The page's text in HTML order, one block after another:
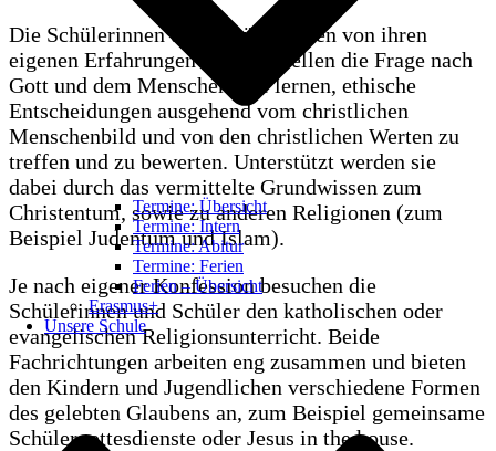
Termine: Übersicht
Termine: Intern
Termine: Abitur
Termine: Ferien
Ferien – Übersicht
Erasmus+
Unsere Schule
Die Schülerinnen und Schüler gehen von ihren
eigenen Erfahrungen aus und stellen die Frage nach
Gott und dem Menschen. Sie lernen, ethische
Entscheidungen ausgehend vom christlichen
Menschenbild und von den christlichen Werten zu
treffen und zu bewerten. Unterstützt werden sie
dabei durch das vermittelte Grundwissen zum
Christentum, sowie zu anderen Religionen (zum
Beispiel Judentum und Islam).
Je nach eigener Konfession besuchen die
Schülerinnen und Schüler den katholischen oder
evangelischen Religionsunterricht. Beide
Fachrichtungen arbeiten eng zusammen und bieten
den Kindern und Jugendlichen verschiedene Formen
des gelebten Glaubens an, zum Beispiel gemeinsame
Schülergottesdienste oder Jesus in the house.